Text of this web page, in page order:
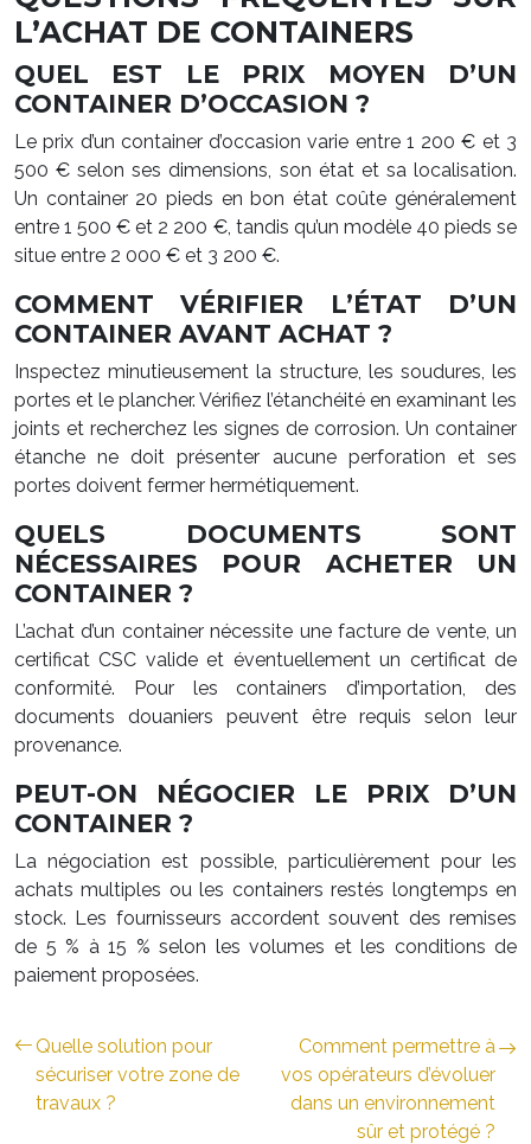
L’ACHAT DE CONTAINERS
QUEL EST LE PRIX MOYEN D’UN
CONTAINER D’OCCASION ?
Le prix d’un container d’occasion varie entre 1 200 € et 3
500 € selon ses dimensions, son état et sa localisation.
Un container 20 pieds en bon état coûte généralement
entre 1 500 € et 2 200 €, tandis qu’un modèle 40 pieds se
situe entre 2 000 € et 3 200 €.
COMMENT VÉRIFIER L’ÉTAT D’UN
CONTAINER AVANT ACHAT ?
Inspectez minutieusement la structure, les soudures, les
portes et le plancher. Vérifiez l’étanchéité en examinant les
joints et recherchez les signes de corrosion. Un container
étanche ne doit présenter aucune perforation et ses
portes doivent fermer hermétiquement.
QUELS DOCUMENTS SONT
NÉCESSAIRES POUR ACHETER UN
CONTAINER ?
L’achat d’un container nécessite une facture de vente, un
certificat CSC valide et éventuellement un certificat de
conformité. Pour les containers d’importation, des
documents douaniers peuvent être requis selon leur
provenance.
PEUT-ON NÉGOCIER LE PRIX D’UN
CONTAINER ?
La négociation est possible, particulièrement pour les
achats multiples ou les containers restés longtemps en
stock. Les fournisseurs accordent souvent des remises
de 5 % à 15 % selon les volumes et les conditions de
paiement proposées.
Quelle solution pour
sécuriser votre zone de
travaux ?
Comment permettre à
vos opérateurs d’évoluer
dans un environnement
sûr et protégé ?